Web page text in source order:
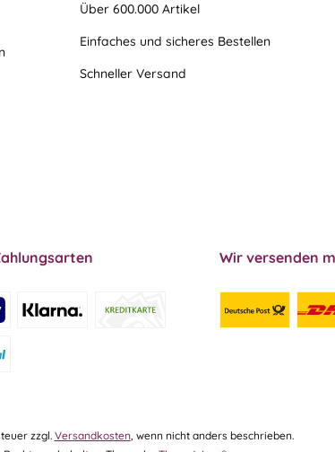
Über 600.000 Artikel
Einfaches und sicheres Bestellen
Schneller Versand
Wir versenden
zzgl.Versandkosten, wenn nicht anders beschrieben.